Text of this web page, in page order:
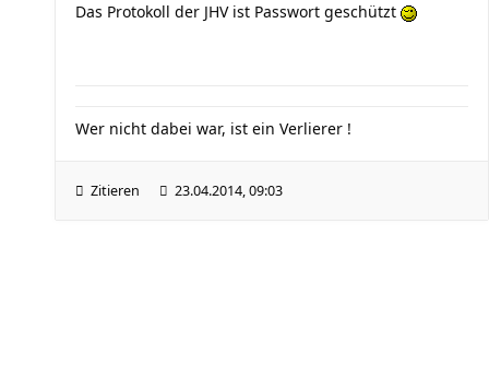
Das Protokoll der JHV ist Passwort geschützt
Wer nicht dabei war, ist ein Verlierer !
Zitieren 23.04.2014, 09:03